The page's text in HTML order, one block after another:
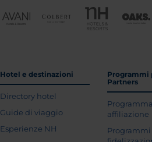
Hotel e destinazioni
Directory hotel
Guide di viaggio
Esperienze NH
Programmi
Partners
affiliazione
Programmi